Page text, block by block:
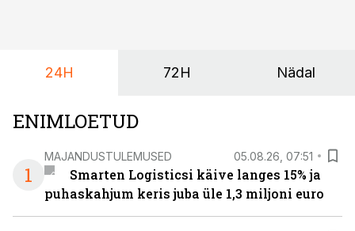
24H 72H Nädal
ENIMLOETUD
1
MAJANDUSTULEMUSED 05.08.26, 07:51
Smarten Logisticsi käive langes 15% ja
puhaskahjum keris juba üle 1,3 miljoni euro